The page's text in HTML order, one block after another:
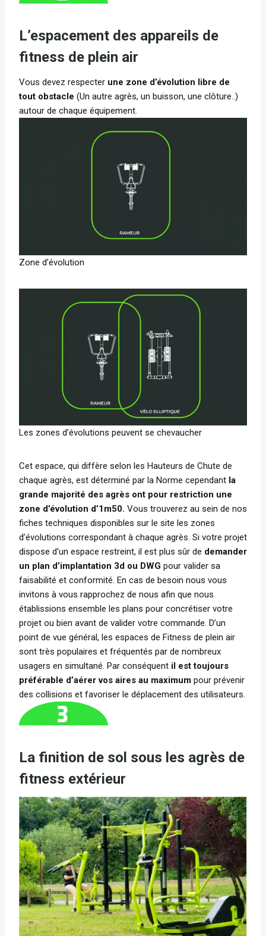
L’espacement des appareils de
fitness de plein air
Vous devez respecter une zone d’évolution libre de
tout obstacle (Un autre agrès, un buisson, une clôture..)
autour de chaque équipement.
Zone d’évolution
Les zones d’évolutions peuvent se chevaucher
Cet espace, qui diffère selon les Hauteurs de Chute de
chaque agrès, est déterminé par la Norme cependant la
grande majorité des agrès ont pour restriction une
zone d’évolution d’1m50. Vous trouverez au sein de nos
fiches techniques disponibles sur le site les zones
d’évolutions correspondant à chaque agrès. Si votre projet
dispose d’un espace restreint, il est plus sûr de demander
un plan d’implantation 3d ou DWG pour valider sa
faisabilité et conformité. En cas de besoin nous vous
invitons à vous rapprochez de nous afin que nous
établissions ensemble les plans pour concrétiser votre
projet ou bien avant de valider votre commande. D’un
point de vue général, les espaces de Fitness de plein air
sont très populaires et fréquentés par de nombreux
usagers en simultané. Par conséquent il est toujours
préférable d’aérer vos aires au maximum pour prévenir
des collisions et favoriser le déplacement des utilisateurs.
La finition de sol sous les agrès de
fitness extérieur